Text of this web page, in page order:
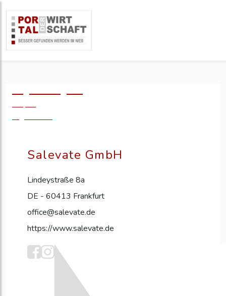
Salevate GmbH
Lindeystraße 8a
DE - 60413 Frankfurt
office@salevate.de
https://www.salevate.de